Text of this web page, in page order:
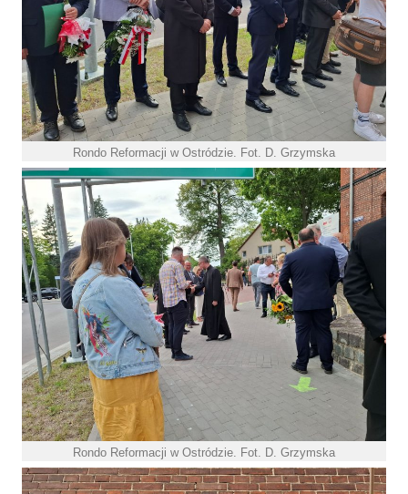
Rondo Reformacji w Ostródzie. Fot. D. Grzymska
Rondo Reformacji w Ostródzie. Fot. D. Grzymska